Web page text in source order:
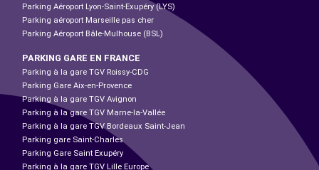
Parking Aéroport Lyon-Saint-Exupéry (LYS)
Parking aéroport Marseille pas cher
Parking Aéroport Bâle-Mulhouse (BSL)
PARKING GARE EN FRANCE
Parking à la gare TGV Roissy-CDG
Parking Gare Aix-en-Provence
Parking à la gare TGV Avignon
Parking à la gare TGV Marne-la-Vallée
Parking à la gare TGV Bordeaux Saint-Jean
Parking gare Saint-Charles
Parking Gare Saint Exupéry
Parking à la gare TGV Lille Europe